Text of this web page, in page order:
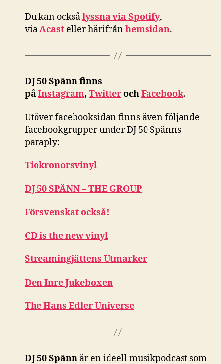
Du kan ocksålyssna via Spotify,
viaAcast eller härifrånhemsidan.
DJ 50 Spänn finns
påInstagram, TwitterochFacebook.
Utöver facebooksidan finns även följande
facebookgrupper under DJ 50 Spänns
paraply:
Tiokronorsvinyl
DJ 50 SPÄNN – THE GROUP
Försvenskat också!
CD is the new vinyl
Streamingjättens Utmarker
Den Inre Jukeboxen
The Hans Edler Universe
DJ 50 Spänn är en ideell musikpodcast som